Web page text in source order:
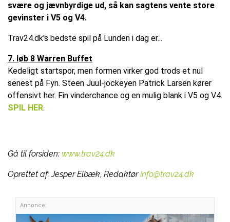
svære og jævnbyrdige ud, så kan sagtens vente store
gevinster i V5 og V4.
Trav24.dk's bedste spil på Lunden i dag er...
7. løb 8 Warren Buffet
Kedeligt startspor, men formen virker god trods et nul
senest på Fyn. Steen Juul-jockeyen Patrick Larsen kører
offensivt her. Fin vinderchance og en mulig blank i V5 og V4.
SPIL HER.
Gå til forsiden: www.trav24.dk
Oprettet af:Jesper Elbæk, Redaktør info@trav24.dk
Annonce: